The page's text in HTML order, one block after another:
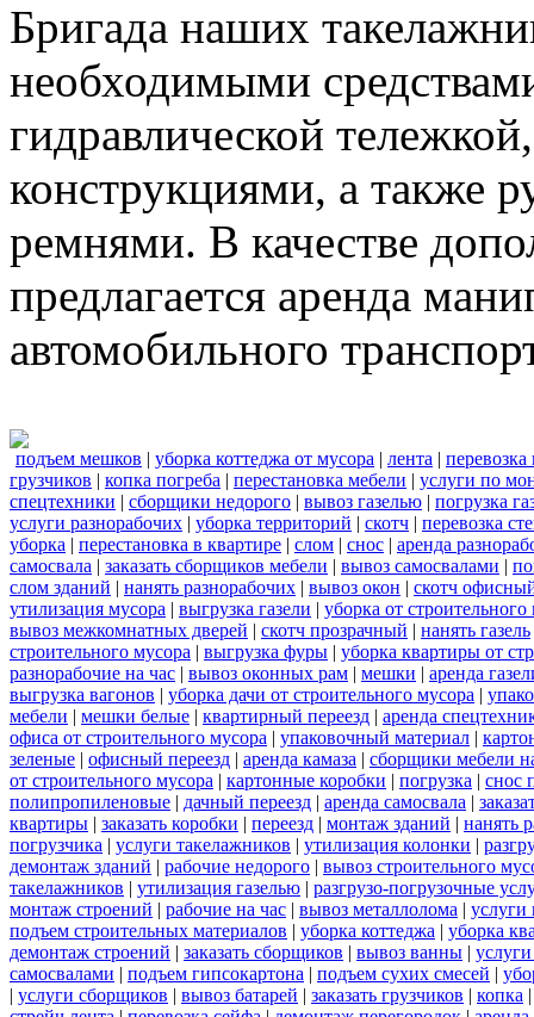
Бригада наших
необходимыми
гидравлической
конструкциями, а также
ремнями. В качестве
предлагается аренда
автомобильного
подъем мешков | уборка коттеджа от мусора | лента |
грузчиков | копка погреба | перестановка мебели | услуги по
спецтехники | сборщики недорого | вывоз газелью | погрузка
услуги разнорабочих | уборка территорий | скотч | перевозка
уборка | перестановка в квартире | слом | снос | аренда
самосвала | заказать сборщиков мебели | вывоз самосвалами |
слом зданий | нанять разнорабочих | вывоз окон | скотч
утилизация мусора | выгрузка газели | уборка от строительного
вывоз межкомнатных дверей | скотч прозрачный | нанять газель
строительного мусора | выгрузка фуры | уборка квартиры от
разнорабочие на час | вывоз оконных рам | мешки | аренда
выгрузка вагонов | уборка дачи от строительного мусора |
мебели | мешки белые | квартирный переезд | аренда
офиса от строительного мусора | упаковочный материал |
зеленые | офисный переезд | аренда камаза | сборщики мебели
от строительного мусора | картонные коробки | погрузка | снос
полипропиленовые | дачный переезд | аренда самосвала |
квартиры | заказать коробки | переезд | монтаж зданий | нанять
погрузчика | услуги такелажников | утилизация колонки |
демонтаж зданий | рабочие недорого | вывоз строительного
такелажников | утилизация газелью | разгрузо-погрузочные
монтаж строений | рабочие на час | вывоз металлолома | услуги
подъем строительных материалов | уборка коттеджа | уборка
демонтаж строений | заказать сборщиков | вывоз ванны |
самосвалами | подъем гипсокартона | подъем сухих смесей |
| услуги сборщиков | вывоз батарей | заказать грузчиков | копка